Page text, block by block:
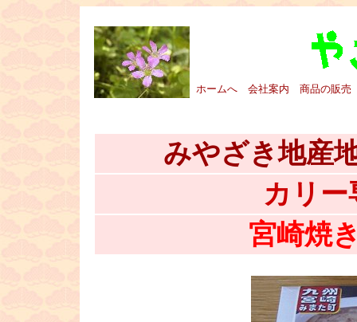
ホームへ 会社案内 商品の販売
みやざき地産
カリー
宮崎焼